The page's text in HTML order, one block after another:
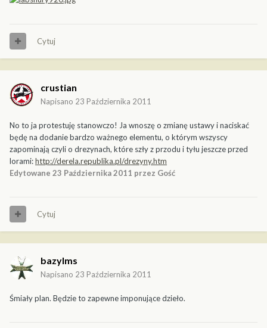
Cytuj
crustian
Napisano 23 Października 2011
No to ja protestuję stanowczo! Ja wnoszę o zmianę ustawy i naciskać
będę na dodanie bardzo ważnego elementu, o którym wszyscy
zapominają czyli o drezynach, które szły z przodu i tyłu jeszcze przed
lorami:http://derela.republika.pl/drezyny.htm
Edytowane 23 Października 2011 przez Gość
Cytuj
bazylms
Napisano 23 Października 2011
Śmiały plan. Będzie to zapewne imponujące dzieło.